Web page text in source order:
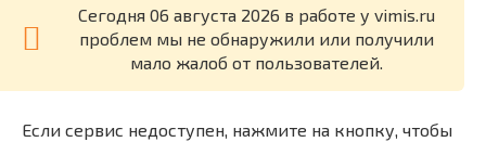
Cегодня 06 августа 2026 в работе у vimis.ru
проблем мы не обнаружили или получили
мало жалоб от пользователей.
Если сервис недоступен, нажмите на кнопку, чтобы